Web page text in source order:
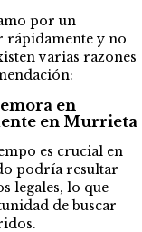
por un
rápidamente y no
varias razones
en
en Murrieta
es crucial en
podría resultar
legales, lo que
de buscar